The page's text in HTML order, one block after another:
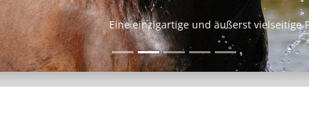
Eine einzigartige und äußerst vielseitige Pferderasse.